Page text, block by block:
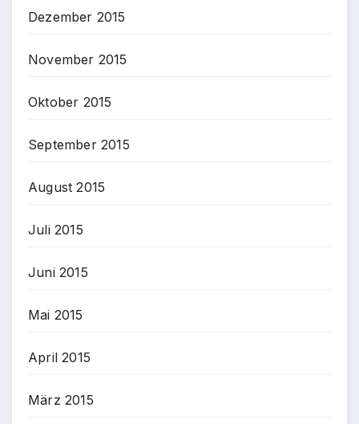
Dezember 2015
November 2015
Oktober 2015
September 2015
August 2015
Juli 2015
Juni 2015
Mai 2015
April 2015
März 2015